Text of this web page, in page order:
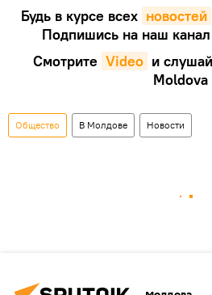
Будь в курсе всех новостей
Подпишись на наш
Смотрите Video и
Moldova
Общество В Молдове Новости